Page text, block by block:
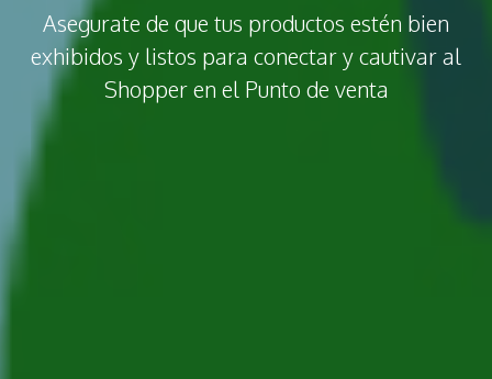
Asegurate de que tus productos estén bien
exhibidos y listos para conectar y cautivar al
Shopper en el Punto de venta